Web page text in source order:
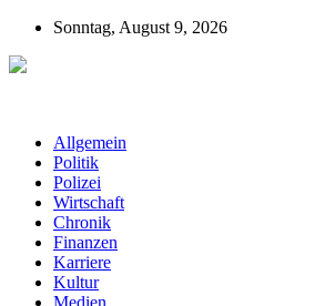
Sonntag, August 9, 2026
Allgemein
Politik
Polizei
Wirtschaft
Chronik
Finanzen
Karriere
Kultur
Medien